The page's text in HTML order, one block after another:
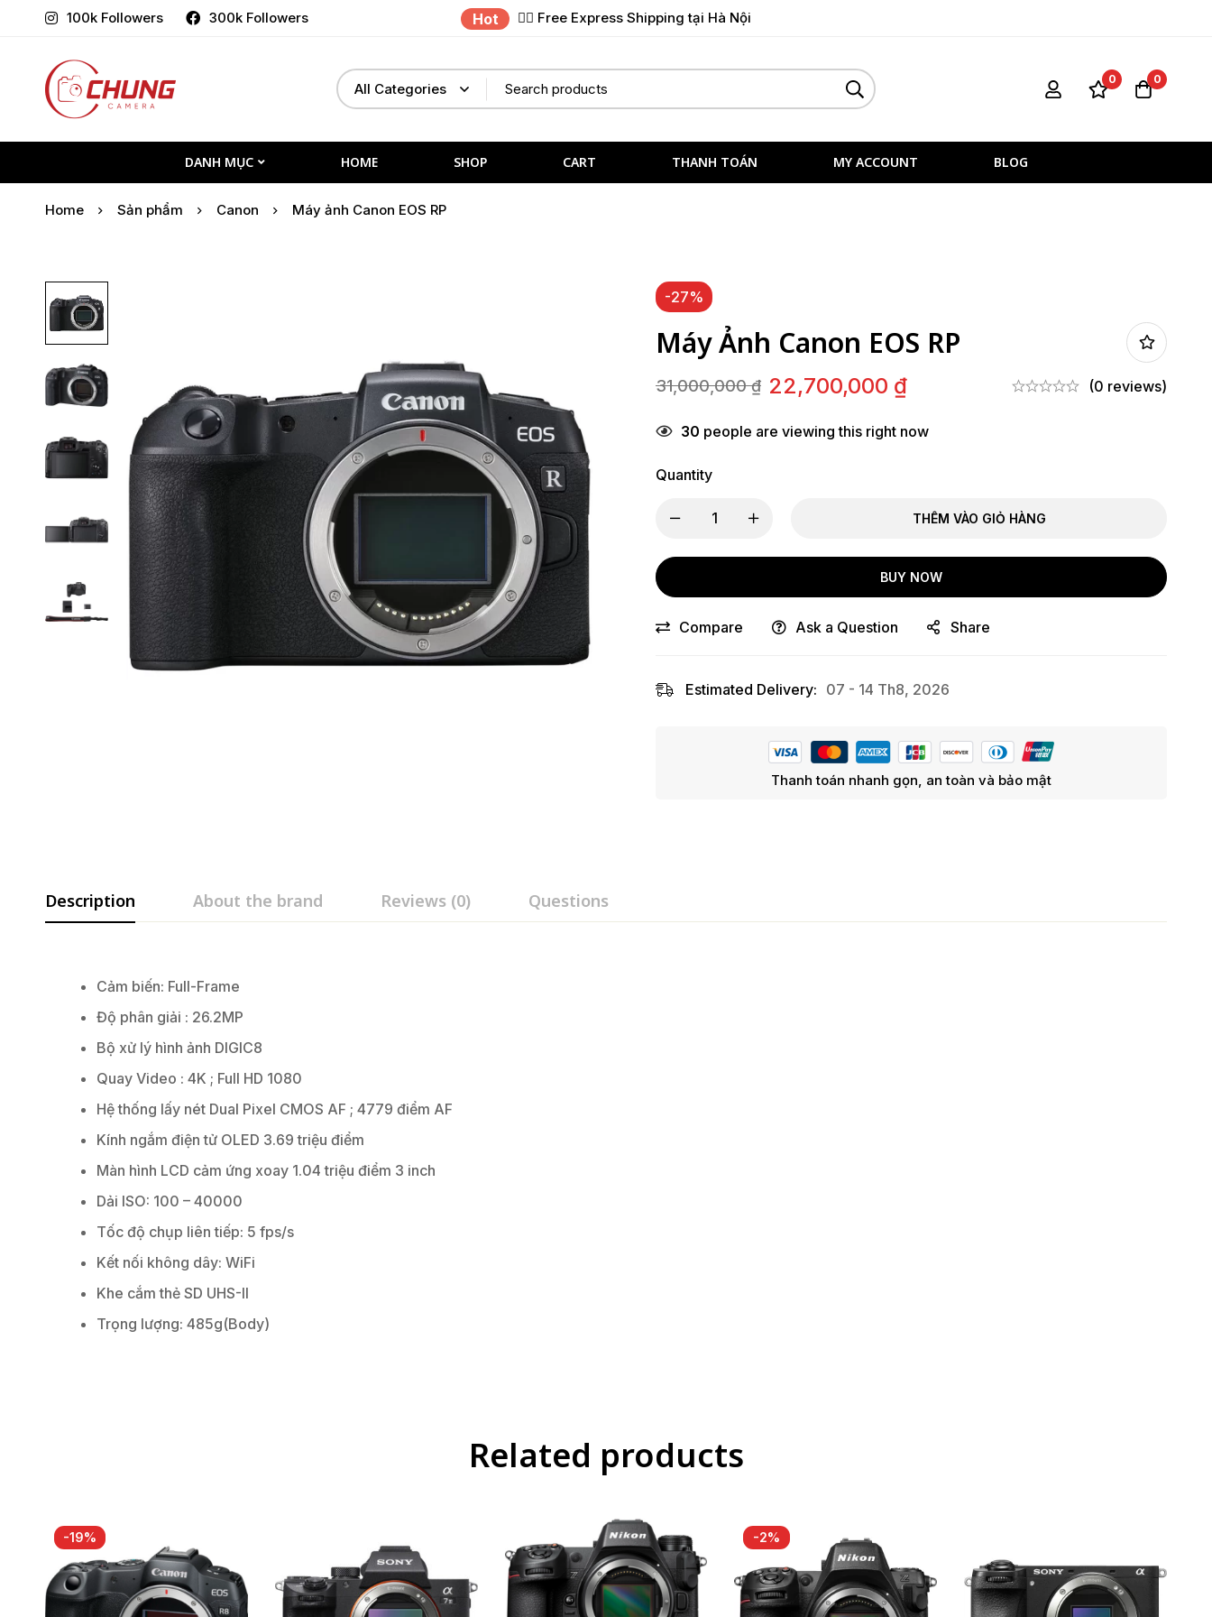
100k Followers 300k Followers Hot ✌🏼 Free Express Shipping tại Hà Nội
Select
a
Search
for:
0 0
DANH MỤC HOME SHOP CART THANH TOÁN MY ACCOUNT BLOG
Home Sản phẩm Canon Máy ảnh Canon EOS RP
-27%
Máy Ảnh Canon EOS RP
31,000,000₫
Giá
gốc
là:
31,000,000 ₫.
22,700,000 ₫
Giá
hiện
tại
là:
22,700,000 ₫.
(0 reviews)
30 people are viewing this right now
Quantity
THÊM VÀO GIỎ HÀNG
BUY NOW
Compare Ask a Question Share
Estimated Delivery: 07 - 14 Th8, 2026
Thanh toán nhanh gọn, an toàn và bảo mật
Description About the brand Reviews (0) Questions
Cảm biến: Full-Frame
Độ phân giải : 26.2MP
Bộ xử lý hình ảnh DIGIC8
Quay Video : 4K ; Full HD 1080
Hệ thống lấy nét Dual Pixel CMOS AF ; 4779 điểm AF
Kính ngắm điện tử OLED 3.69 triệu điểm
Màn hình LCD cảm ứng xoay 1.04 triệu điểm 3 inch
Dải ISO: 100 – 40000
Tốc độ chụp liên tiếp: 5 fps/s
Kết nối không dây: WiFi
Khe cắm thẻ SD UHS-II
Trọng lượng: 485g(Body)
Related products
-19% -2%